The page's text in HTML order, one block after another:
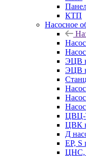
КТП
Насосное
ЭЦВ
ЭЦВ
ЦВЦ-
ЦВК
Д
EP, S
ЦНС,